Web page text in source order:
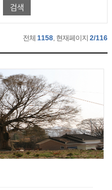
검색
전체 1158 , 현재페이지2/116